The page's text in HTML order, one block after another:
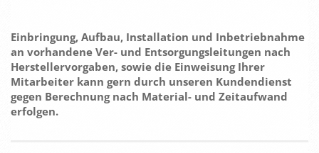
Einbringung, Aufbau, Installation und Inbetriebnahme
an vorhandene Ver- und Entsorgungsleitungen nach
Herstellervorgaben, sowie die Einweisung Ihrer
Mitarbeiter kann gern durch unseren Kundendienst
gegen Berechnung nach Material- und Zeitaufwand
erfolgen.